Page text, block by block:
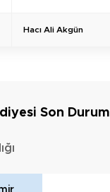
Hacı Ali Akgün
Son Durum